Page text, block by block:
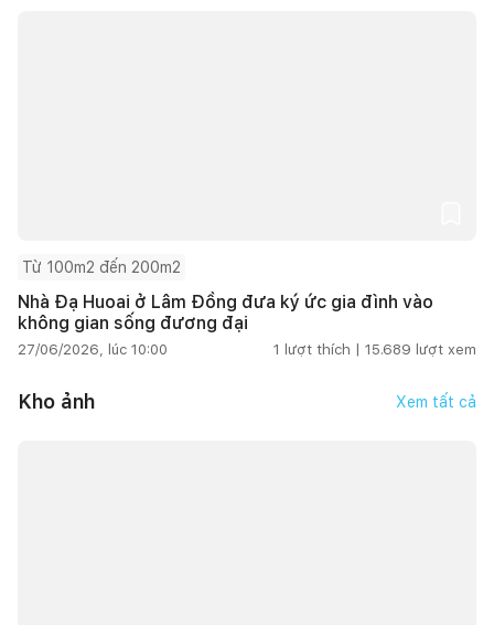
Từ 100m2 đến 200m2
Nhà Đạ Huoai ở Lâm Đồng đưa ký ức gia đình vào
không gian sống đương đại
27/06/2026, lúc 10:00 1 lượt thích | 15.689 lượt xem
Kho ảnh Xem tất cả